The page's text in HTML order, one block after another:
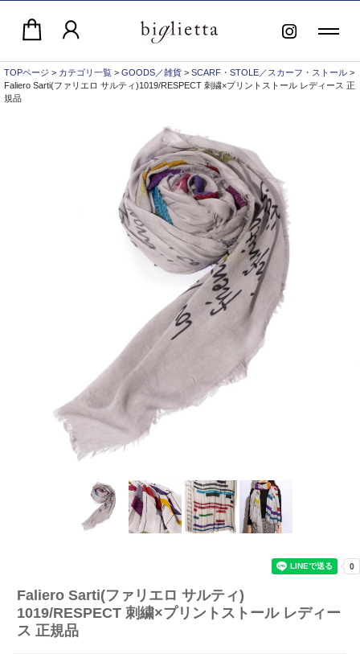
TOPページ > カテゴリ一覧 > GOODS／雑貨 > SCARF・STOLE／スカーフ・ストール >
Faliero Sarti(ファリエロ サルティ)1019/RESPECT 刺繍×プリントストール レディース 正
規品
Faliero Sarti(ファリエロ サルティ)
1019/RESPECT 刺繍×プリントストール レディー
ス 正規品